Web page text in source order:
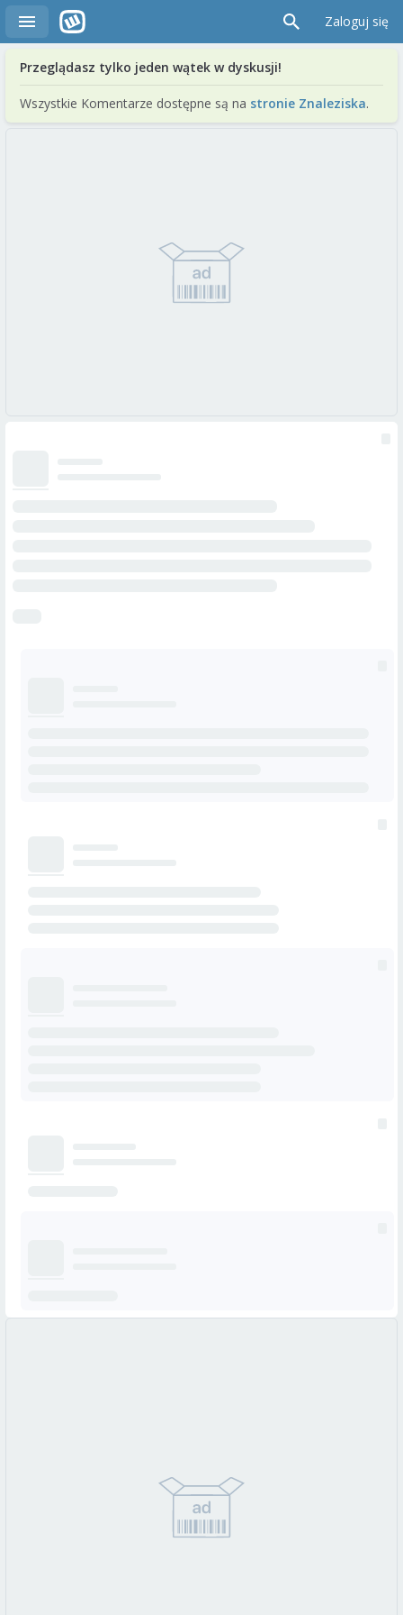
Zaloguj się
Przeglądasz tylko jeden wątek w dyskusji!
Wszystkie Komentarze dostępne są na stronie Znaleziska.